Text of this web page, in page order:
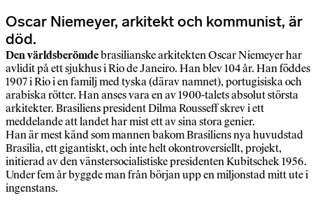
Oscar Niemeyer, arkitekt och kommunist, är
död.
Den världsberömdebrasilianske arkitekten Oscar Niemeyer har
avlidit på ett sjukhus i Rio de Janeiro. Han blev 104 år. Han föddes
1907 i Rio i en familj med tyska (därav namnet), portugisiska och
arabiska rötter. Han anses vara en av 1900-talets absolut största
arkitekter. Brasiliens president Dilma Rousseff skrev i ett
meddelande att landet har mist ett av sina stora genier.
Han är mest känd som mannen bakom Brasiliens nya huvudstad
Brasilia, ett gigantiskt, och inte helt okontroversiellt, projekt,
initierad av den vänstersocialistiske presidenten Kubitschek 1956.
Under fem år byggde man från början upp en miljonstad mitt ute i
ingenstans.